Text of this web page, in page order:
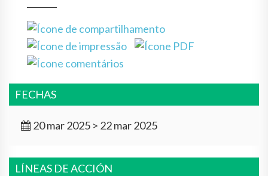
FECHAS
20 mar 2025 > 22 mar 2025
LÍNEAS DE ACCIÓN